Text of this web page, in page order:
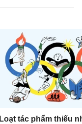
Loạt tác phẩm thiếu